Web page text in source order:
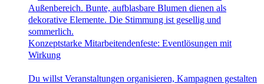
Konzeptstarke Mitarbeitendenfeste: Eventlösungen mit
Wirkung
Du willst Veranstaltungen organisieren, Kampagnen gestalten